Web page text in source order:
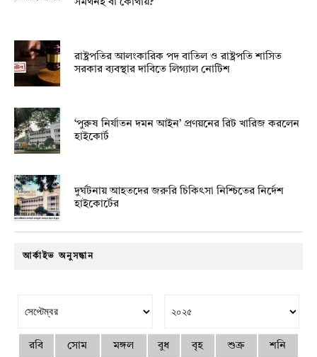
সমর্থনই বা কোথায়?
রাষ্ট্রপতির আলংকারিক পদ বাতিল ও রাষ্ট্রপতি শাসিত
সরকার ব্যবস্থার দাবিতে লিগ্যাল নোটিশ
‘পুরুষ নির্যাতন দমন আইন’ প্রণয়নের রিট খারিজ করলেন
হাইকোর্ট
দুর্ঘটনায় আহতদের জরুরি চিকিৎসা নিশ্চিতের নির্দেশ
হাইকোর্টের
আর্কাইভ অনুসন্ধান
রবি সোম মঙ্গল বুধ বৃহ শুক্র শনি